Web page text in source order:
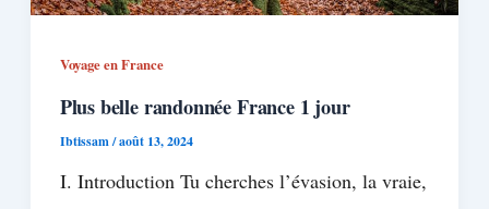
Voyage en France
Plus belle randonnée France 1 jour
Ibtissam/août 13, 2024
I. Introduction Tu cherches l’évasion, la vraie,